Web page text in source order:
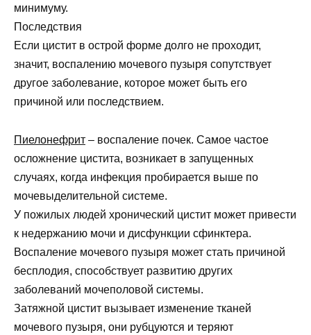
минимуму.
Последствия
Если цистит в острой форме долго не проходит,
значит, воспалению мочевого пузыря сопутствует
другое заболевание, которое может быть его
причиной или последствием.
Пиелонефрит – воспаление почек. Самое частое
осложнение цистита, возникает в запущенных
случаях, когда инфекция пробирается выше по
мочевыделительной системе.
У пожилых людей хронический цистит может привести
к недержанию мочи и дисфункции сфинктера.
Воспаление мочевого пузыря может стать причиной
бесплодия, способствует развитию других
заболеваний мочеполовой системы.
Затяжной цистит вызывает изменение тканей
мочевого пузыря, они рубцуются и теряют